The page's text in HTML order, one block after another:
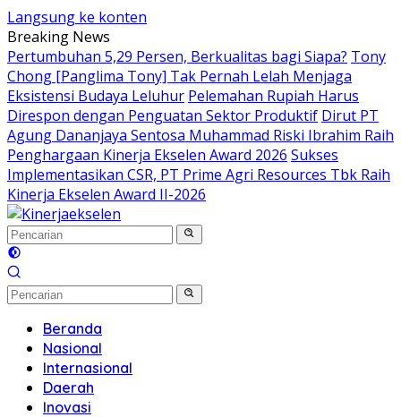
Langsung ke konten
Breaking News
Pertumbuhan 5,29 Persen, Berkualitas bagi Siapa? Tony
Chong [Panglima Tony] Tak Pernah Lelah Menjaga
Eksistensi Budaya Leluhur Pelemahan Rupiah Harus
Direspon dengan Penguatan Sektor Produktif Dirut PT
Agung Dananjaya Sentosa Muhammad Riski Ibrahim Raih
Penghargaan Kinerja Ekselen Award 2026 Sukses
Implementasikan CSR, PT Prime Agri Resources Tbk Raih
Kinerja Ekselen Award II-2026
Beranda
Nasional
Internasional
Daerah
Inovasi